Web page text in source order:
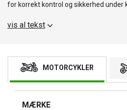
for korrekt kontrol og sikkerhed under
pålidelighed. Vi anbefaler også at
vis al tekst
MOTORCYKLER
MÆRKE